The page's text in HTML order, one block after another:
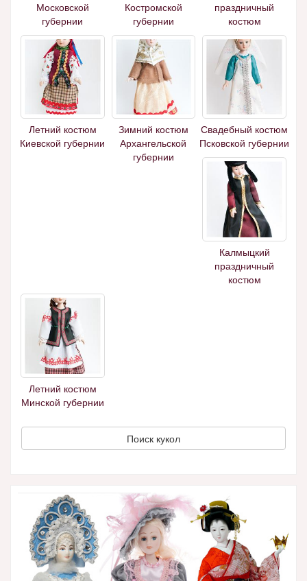
Московской
губернии
Костромской
губернии
праздничный
костюм
Летний костюм
Киевской губернии
Зимний костюм
Архангельской
губернии
Свадебный костюм
Псковской губернии
Калмыцкий
праздничный
костюм
Летний костюм
Минской губернии
Поиск кукол